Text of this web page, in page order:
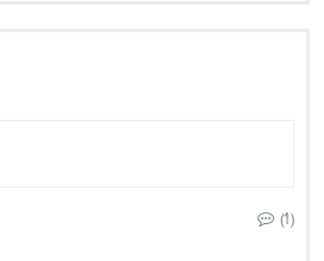
(1)